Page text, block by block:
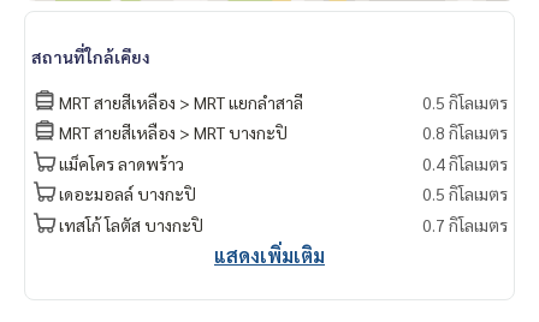
สถานที่ใกล้เคียง
MRT สายสีเหลือง > MRT แยกลำสาลี
0.5 กิโลเมตร
MRT สายสีเหลือง > MRT บางกะปิ
0.8 กิโลเมตร
แม็คโคร ลาดพร้าว
0.4 กิโลเมตร
เดอะมอลล์ บางกะปิ
0.5 กิโลเมตร
เทสโก้ โลตัส บางกะปิ
0.7 กิโลเมตร
แสดงเพิ่มเติม